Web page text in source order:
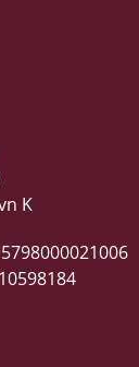
K
5798000021006
10598184